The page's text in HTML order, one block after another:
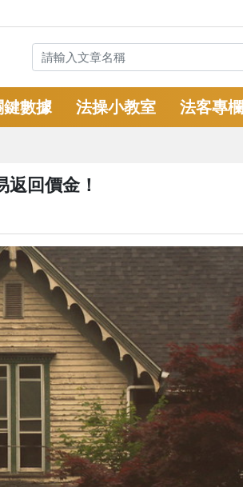
鍵數據 法操小教室 法客專欄
返回價金！